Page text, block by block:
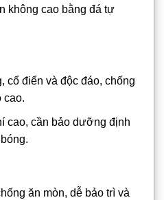
không cao bằng đá tự
cổ điển và độc đáo, chống
cao.
cao, cần bảo dưỡng định
ăn mòn, dễ bảo trì và